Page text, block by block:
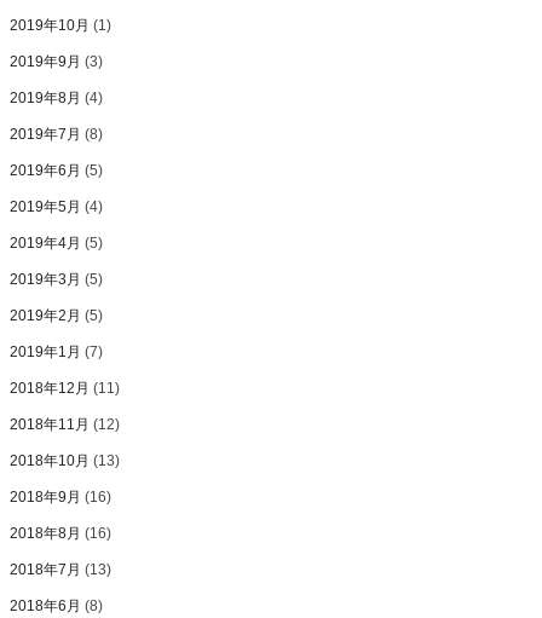
2019年10月 (1)
2019年9月 (3)
2019年8月 (4)
2019年7月 (8)
2019年6月 (5)
2019年5月 (4)
2019年4月 (5)
2019年3月 (5)
2019年2月 (5)
2019年1月 (7)
2018年12月 (11)
2018年11月 (12)
2018年10月 (13)
2018年9月 (16)
2018年8月 (16)
2018年7月 (13)
2018年6月 (8)